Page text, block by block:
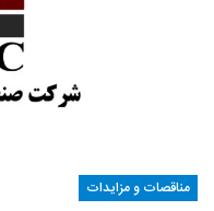
مناقصات و مزایدات